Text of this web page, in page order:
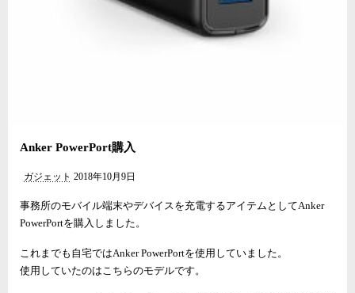
Anker PowerPort購入
ガジェット 2018年10月9日
事務所のモバイル端末やデバイスを充電するアイテムとしてAnker
PowerPortを購入しました。
これまでも自宅ではAnker PowerPortを使用していました。
使用していたのはこちらのモデルです。